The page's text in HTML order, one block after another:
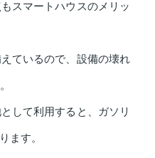
スマートハウスのメリッ
ているので、設備の壊れ
して利用すると、ガソリ
ます。